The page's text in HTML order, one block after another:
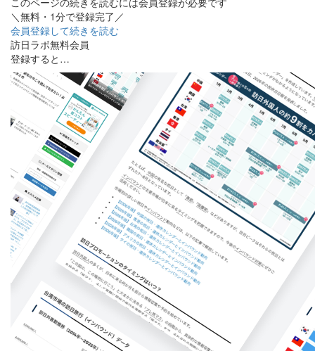
＼無料・1分で登録完了／
会員登録して続きを読む
訪日ラボ無料会員
登録すると…